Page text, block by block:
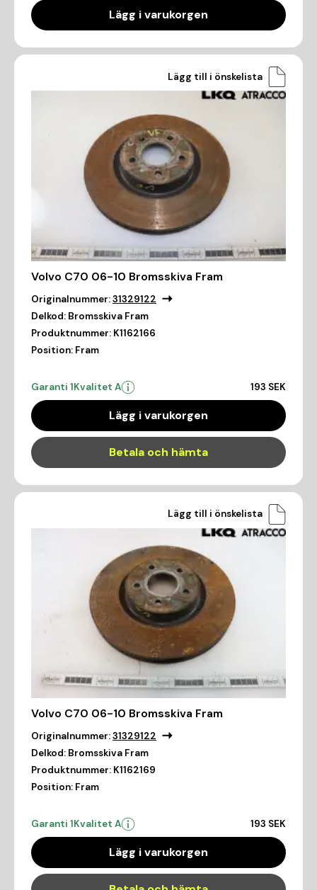
Lägg i varukorgen
Lägg till i önskelista
Volvo C70 06-10 Bromsskiva Fram
Originalnummer:31329122
Delkod: Bromsskiva Fram
Produktnummer: K1162166
Position: Fram
Garanti 1Kvalitet A 193 SEK
Lägg i varukorgen
Betala och hämta
Lägg till i önskelista
Volvo C70 06-10 Bromsskiva Fram
Originalnummer:31329122
Delkod: Bromsskiva Fram
Produktnummer: K1162169
Position: Fram
Garanti 1Kvalitet A 193 SEK
Lägg i varukorgen